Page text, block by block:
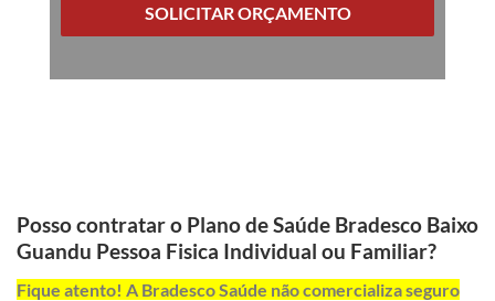
SOLICITAR ORÇAMENTO
Posso contratar o Plano de Saúde Bradesco Baixo
Guandu Pessoa Fisica Individual ou Familiar?
Fique atento! A Bradesco Saúde não comercializa seguro